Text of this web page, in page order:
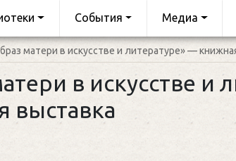
События Медиа
матери в искусстве и литературе» —
в искусстве и
выставка